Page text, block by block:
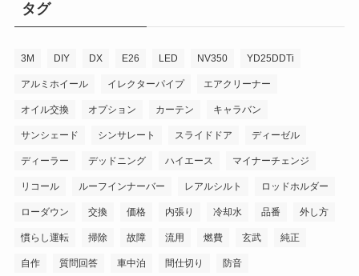
タグ
3M DIY DX E26 LED NV350 YD25DDTi
アルミホイール イレクターパイプ エアクリーナー
オイル交換 オプション カーテン キャラバン
サンシェード シンサレート スライドドア ディーゼル
ディーラー デッドニング ハイエース マイナーチェンジ
リコール ルーフインナーバー レアルシルト ロッドホルダー
ローダウン 交換 価格 内張り 冷却水 品番 外し方
慣らし運転 掃除 故障 流用 燃費 玄武 純正
自作 質問回答 車中泊 間仕切り 防音